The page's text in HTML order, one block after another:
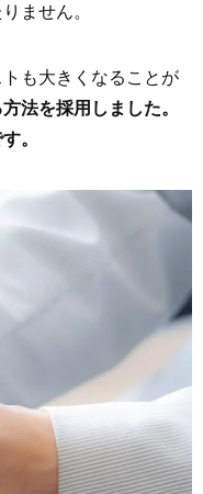
ません。
も大きくなることが
法を採用しました。
。